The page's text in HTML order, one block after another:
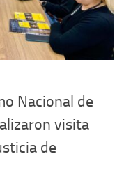
Nacional de
visita
de